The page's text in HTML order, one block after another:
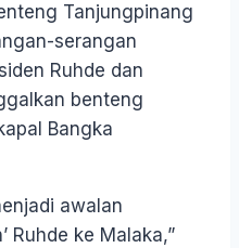
Tanjungpinang
serangan
Ruhde dan
benteng
Bangka
awalan
Ruhde ke Malaka,”